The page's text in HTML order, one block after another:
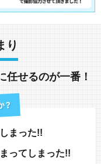
り
任せるのが一番！
まった!!
ってしまった!!